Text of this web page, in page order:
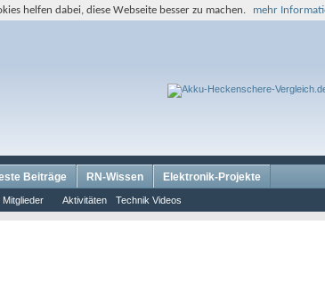
Mitglieder Aktivitäten Technik Videos
Beiträge RN-Wissen Elektronik-Projekte
helfen dabei, diese Webseite besser zu machen. mehr